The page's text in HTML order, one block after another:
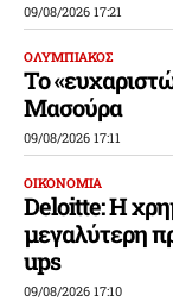
09/08/2026 17:21
ΟΛΥΜΠΙΑΚΟΣ
Το
Μασούρα
09/08/2026 17:11
ΟΙΚΟΝΟΜΙΑ
Deloitte: Η
μεγαλύτερη
ups
09/08/2026 17:10